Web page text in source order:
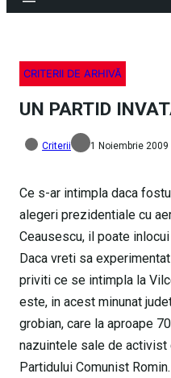
CRITERII DE ARHIVĂ
UN PARTID
Criterii 1 Noiembrie 2009
Ce s-ar intimpla daca
alegeri prezidentiale cu
Ceausescu, il poate
Daca vreti sa
priviti ce se intimpla la
este, in acest minunat
grobian, care la aproape
nazuintele sale de activist
Partidului Comunist